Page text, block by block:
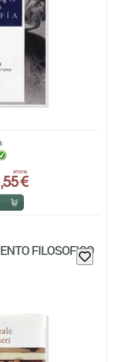
ahora:
€
FILOSOFICO